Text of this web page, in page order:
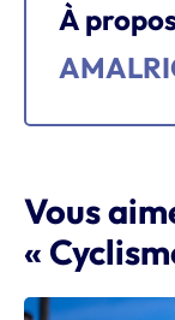
À
Vous
«